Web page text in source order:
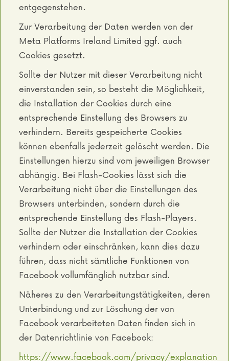
entgegenstehen.
Zur Verarbeitung der Daten werden von der
Meta Platforms Ireland Limited ggf. auch
Cookies gesetzt.
Sollte der Nutzer mit dieser Verarbeitung nicht
einverstanden sein, so besteht die Möglichkeit,
die Installation der Cookies durch eine
entsprechende Einstellung des Browsers zu
verhindern. Bereits gespeicherte Cookies
können ebenfalls jederzeit gelöscht werden. Die
Einstellungen hierzu sind vom jeweiligen Browser
abhängig. Bei Flash-Cookies lässt sich die
Verarbeitung nicht über die Einstellungen des
Browsers unterbinden, sondern durch die
entsprechende Einstellung des Flash-Players.
Sollte der Nutzer die Installation der Cookies
verhindern oder einschränken, kann dies dazu
führen, dass nicht sämtliche Funktionen von
Facebook vollumfänglich nutzbar sind.
Näheres zu den Verarbeitungstätigkeiten, deren
Unterbindung und zur Löschung der von
Facebook verarbeiteten Daten finden sich in
der Datenrichtlinie von Facebook:
https://www.facebook.com/privacy/explanation